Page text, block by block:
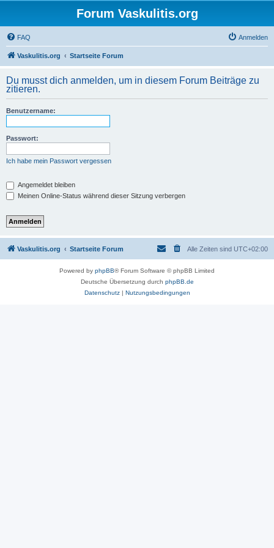
Forum Vaskulitis.org
FAQ Anmelden
Vaskulitis.org Startseite Forum
Du musst dich anmelden, um in diesem Forum Beiträge zu
zitieren.
Benutzername:
Passwort:
Ich habe mein Passwort vergessen
Angemeldet bleiben
Meinen Online-Status während dieser Sitzung verbergen
Vaskulitis.org Startseite Forum Alle Zeiten sind UTC+02:00
Powered by phpBB® Forum Software © phpBB Limited
Deutsche Übersetzung durch phpBB.de
Datenschutz| Nutzungsbedingungen